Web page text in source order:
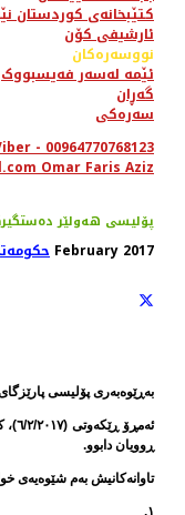
کتێبخانەی کوردستان
ئارشیفی کۆن
نووسەرەکان
ئێمە لەسەر فەیسبووک
گەڕان
سەرەکی
- 00964770768123
Omar Faris Aziz
پۆلیسی هەولێر دەستگیركردنی 11
06 February 2017
بەڕێوەبەری پۆلیسی پارێزگای هەولێر ڕایگەیاند، لە ماوەی
ڕوویان دابوو.
تاوانەكانیش بەم شێوەیەی
١.